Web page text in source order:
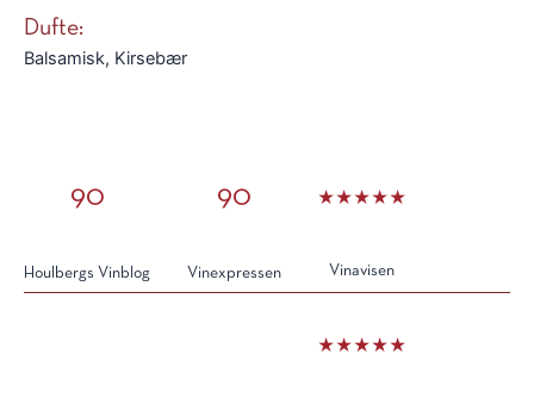
Dufte:
Balsamisk, Kirsebær
90
Houlbergs Vinblog
90
Vinexpressen
★★★★★
Vinavisen
★★★★★